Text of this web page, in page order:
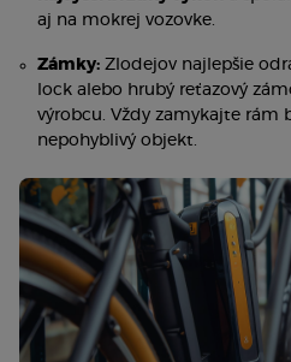
aj na mokrej vozovke.
Zámky: Zlodejov najlepšie
lock alebo hrubý reťazový
výrobcu. Vždy zamykajte rám
nepohyblivý objekt.